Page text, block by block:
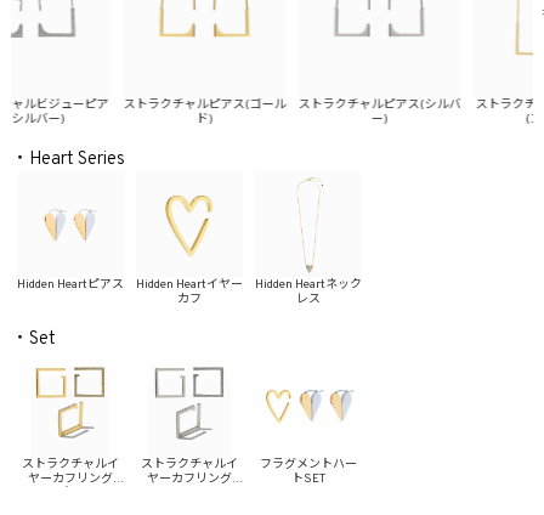
ルビジューピア
ルバー)
ストラクチャルピアス(ゴール
ストラクチャルピアス(シルバ
ストラクチャ
(ゴー
・Heart Series
Hidden Heartピアス
Hidden Heartイヤー
カフ
Hidden Heartネック
レス
・Set
ストラクチャルイ
ヤーカフリング
ストラクチャルイ
ヤーカフリング
フラグメントハー
トSET